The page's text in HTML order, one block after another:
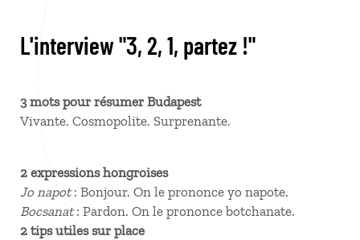
L'interview "3, 2, 1, partez !"
3 mots pour résumer Budapest
Vivante. Cosmopolite. Surprenante.
2 expressions hongroises
Jo napot: Bonjour. On le prononce yo napote.
Bocsanat: Pardon. On le prononce botchanate.
2 tips utiles sur place